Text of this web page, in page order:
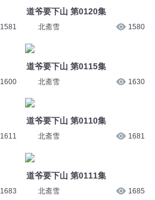
1581
1600
1611
1683
道爷要下山 第0120集
北斋雪 1580
道爷要下山 第0115集
北斋雪 1630
道爷要下山 第0110集
北斋雪 1681
道爷要下山 第0111集
北斋雪 1685